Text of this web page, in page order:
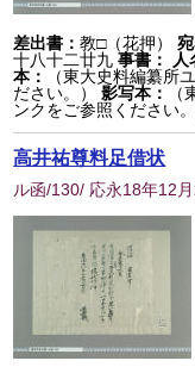
差出書：教□（花押）
十八十二廿九 事書： 人
本：
（東大史料編纂所
ださい。）
影写本：
ンクをご参照ください。
高井祐尊料足借状
ル函/130/ 応永18年12